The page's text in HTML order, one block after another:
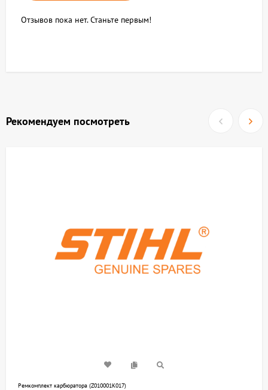
Отзывов пока нет. Станьте первым!
Рекомендуем посмотреть
Ремкомплект карбюратора (Z010001K017)